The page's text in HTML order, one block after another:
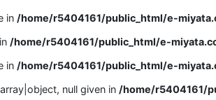
in /home/r5404161/public_html/e-
/home/r5404161/public_html/e-
in /home/r5404161/public_html/e-
null given in /home/r5404161/